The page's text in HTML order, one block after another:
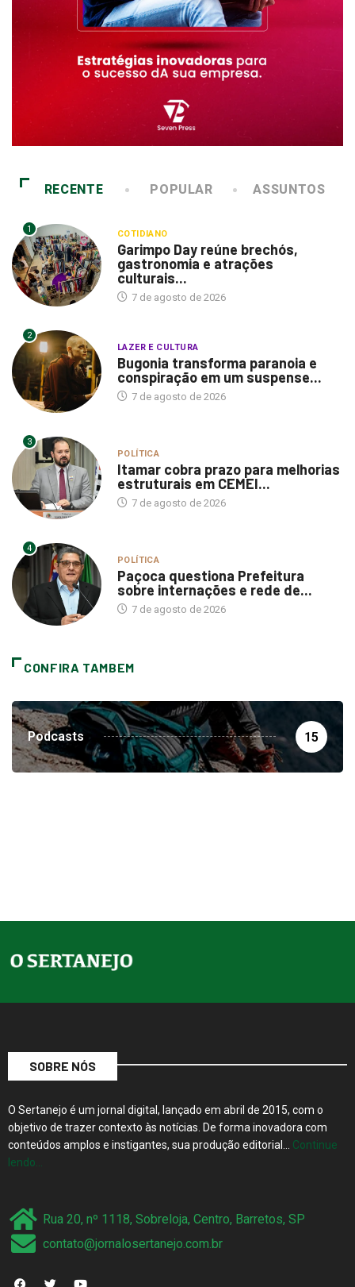
RECENTE POPULAR ASSUNTOS
1 COTIDIANO
Garimpo Day reúne brechós,
gastronomia e atrações
culturais...
7 de agosto de 2026
2
LAZER E CULTURA
Bugonia transforma paranoia e
conspiração em um suspense...
7 de agosto de 2026
3
POLÍTICA
Itamar cobra prazo para melhorias
estruturais em CEMEI...
7 de agosto de 2026
4
POLÍTICA
Paçoca questiona Prefeitura
sobre internações e rede de...
7 de agosto de 2026
CONFIRA TAMBEM
Podcasts 15
SOBRE NÓS
O Sertanejo é um jornal digital, lançado em abril de 2015, com o
objetivo de trazer contexto às notícias. De forma inovadora com
conteúdos amplos e instigantes, sua produção editorial… Continue
lendo…
Rua 20, nº 1118, Sobreloja, Centro, Barretos, SP
contato@jornalosertanejo.com.br